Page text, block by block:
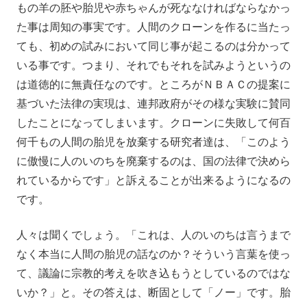
もの羊の胚や胎児や赤ちゃんが死ななければならなかっ
た事は周知の事実です。人間のクローンを作るに当たっ
ても、初めの試みにおいて同じ事が起こるのは分かって
いる事です。つまり、それでもそれを試みようというの
は道徳的に無責任なのです。ところがＮＢＡＣの提案に
基づいた法律の実現は、連邦政府がその様な実験に賛同
したことになってしまいます。クローンに失敗して何百
何千もの人間の胎児を放棄する研究者達は、「このよう
に傲慢に人のいのちを廃棄するのは、国の法律で決めら
れているからです」と訴えることが出来るようになるの
です。
人々は聞くでしょう。「これは、人のいのちは言うまで
なく本当に人間の胎児の話なのか？そういう言葉を使っ
て、議論に宗教的考えを吹き込もうとしているのではな
いか？」と。その答えは、断固として「ノー」です。胎